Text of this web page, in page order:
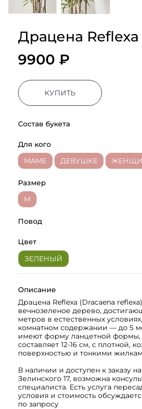
Драцена Reflexa
9900 ₽
КУПИТЬ
Состав букета
Для кого
МАМЕ
ДЕВУШКЕ
Размер
M
Повод
Цвет
ЗЕЛЕНЫЙ
Описание
Драцена Reflexa (Dracaena
вечнозеленое дерево,
метров в естественных
комнатном содержании — до 5
имеют форму ланцетной формы,
составляет 12-16 см, с плотной,
поверхностью и тонкими
В наличии и доступен к заказу
Зелинского 17, возможна
специалиста. Есть услуга
условия и стоимость
по запросу